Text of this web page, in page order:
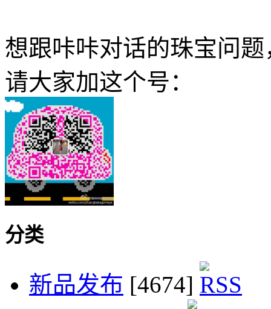
想跟咔咔对话的珠宝问题
请大家加这个号：
分类
新品发布 [4674]